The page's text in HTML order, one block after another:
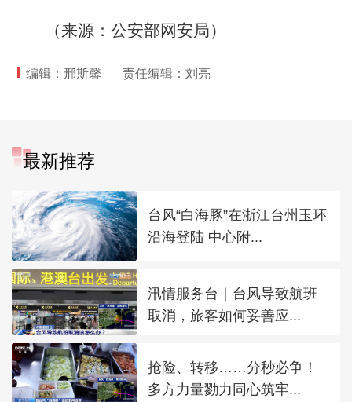
（来源：公安部网安局）
编辑：邢斯馨 责任编辑：刘亮
最新推荐
台风“白海豚”在浙江台州玉环
沿海登陆 中心附...
汛情服务台｜台风导致航班
取消，旅客如何妥善应...
抢险、转移……分秒必争！
多方力量勠力同心筑牢...